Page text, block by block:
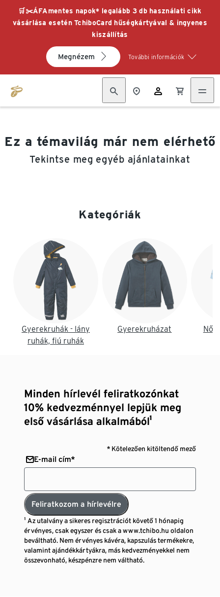
🛒✂️ÁFAmentes napok* legalább 3 db használati cikk
vásárlása esetén TchiboCard hűségkártyával & ingyenes
kiszállítás
Megnézem További információk
Ez a témavilág már nem elérhető
Tekintse meg egyéb ajánlatainkat
Kategóriák
Gyerekruhák - lány
ruhák, fiú ruhák
Gyerekruházat Női
Minden hírlevél feliratkozónkat
10% kedvezménnyel lepjük meg
első vásárlása alkalmából¹
* Kötelezően kitöltendő mező
E-mail cím*
Feliratkozom a hírlevélre
¹ Az utalvány a sikeres regisztrációt követő 1 hónapig
érvényes, csak egyszer és csak a www.tchibo.hu oldalon
beváltható. Nem érvényes kávéra, kapszulás termékekre,
valamint ajándékkártyákra, más kedvezményekkel nem
összevonható, készpénzre nem váltható.